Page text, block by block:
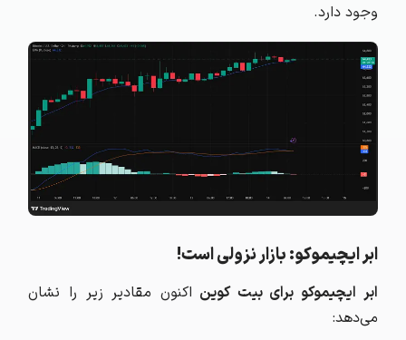
وجود دارد.
ابر ایچیموکو: بازار نزولی است!
ابر ایچیموکو برای بیت کوین اکنون مقادیر زیر را نشان
می‌دهد: